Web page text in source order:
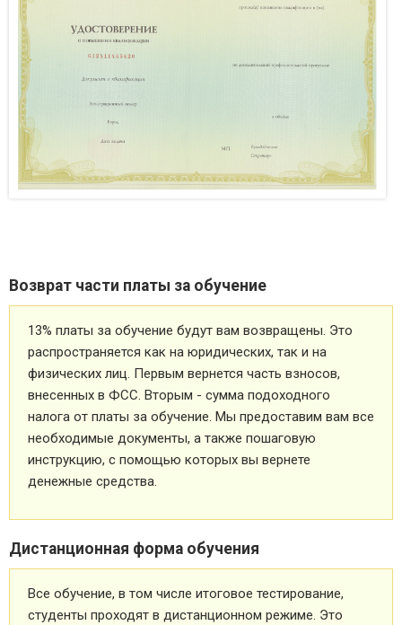
Возврат части платы за обучение
13% платы за обучение будут вам возвращены. Это
распространяется как на юридических, так и на
физических лиц. Первым вернется часть взносов,
внесенных в ФСС. Вторым - сумма подоходного
налога от платы за обучение. Мы предоставим вам все
необходимые документы, а также пошаговую
инструкцию, с помощью которых вы вернете
денежные средства.
Дистанционная форма обучения
Все обучение, в том числе итоговое тестирование,
студенты проходят в дистанционном режиме. Это